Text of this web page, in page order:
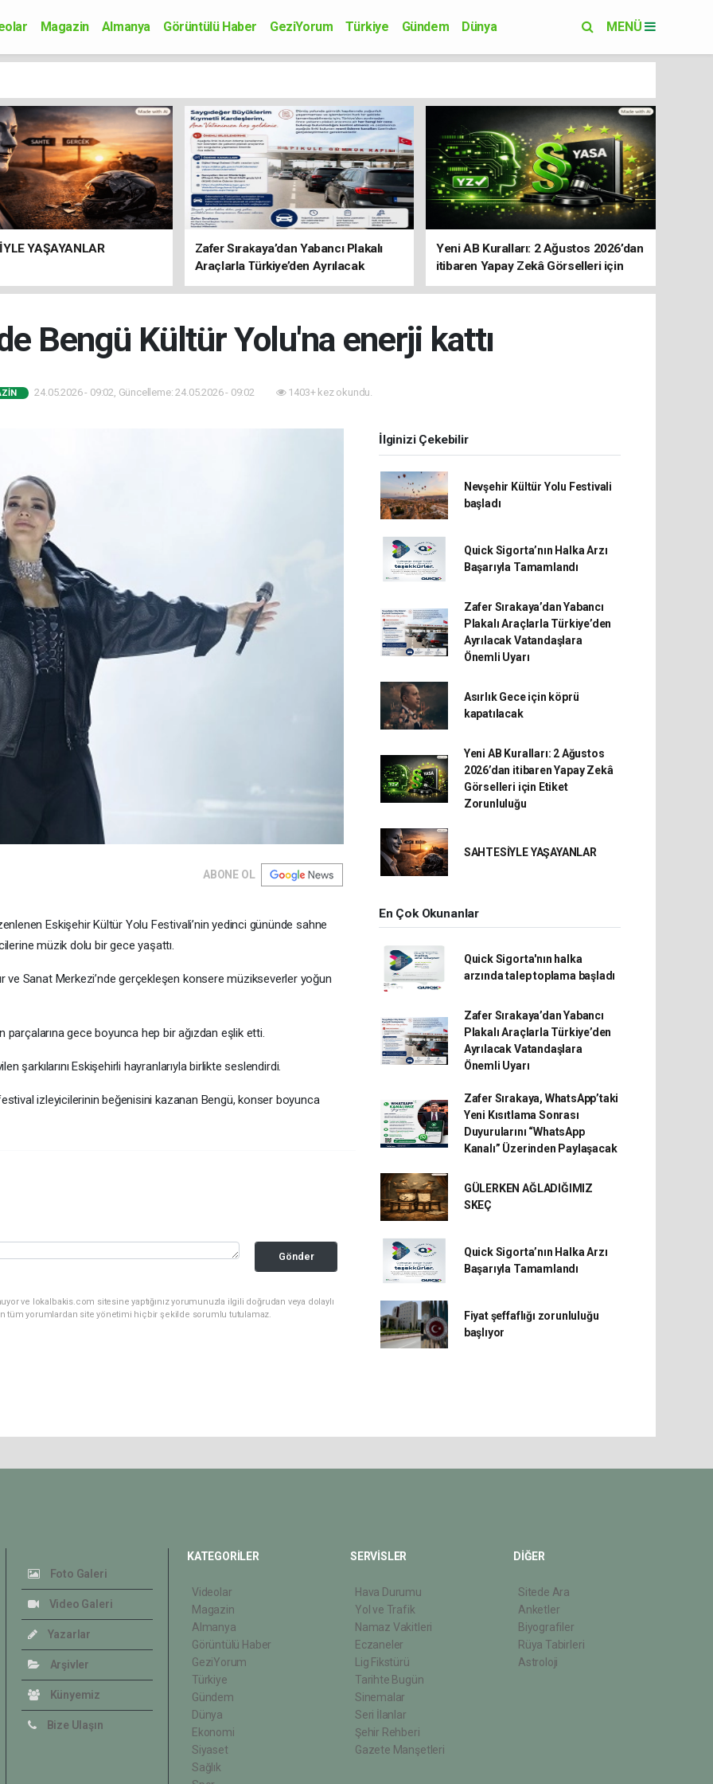
Magazin Almanya Görüntülü Haber GeziYorum Türkiye Gündem
Dünya
MENÜ
YAŞAYANLAR
Zafer Sırakaya’dan Yabancı Plakalı
Araçlarla Türkiye’den Ayrılacak
Vatandaşlara Önemli Uyarı
Yeni AB Kuralları: 2 Ağustos 2026’dan
itibaren Yapay Zekâ Görselleri için
Etiket Zorunluluğu
Bengü Kültür Yolu'na enerji kattı
24.05.2026 - 09:02, Güncelleme: 24.05.2026 - 09:02 1403+ kez okundu.
ABONE OL
Eskişehir Kültür Yolu Festivali’nin yedinci gününde sahne
müzik dolu bir gece yaşattı.
ve Sanat Merkezi’nde gerçekleşen konsere müzikseverler yoğun
parçalarına gece boyunca hep bir ağızdan eşlik etti.
şarkılarını Eskişehirli hayranlarıyla birlikte seslendirdi.
izleyicilerinin beğenisini kazanan Bengü, konser boyunca
Gönder
ve lokalbakis.com sitesine yaptığınız yorumunuzla ilgili doğrudan veya dolaylı
tüm yorumlardan site yönetimi hiçbir şekilde sorumlu tutulamaz.
İlginizi Çekebilir
Nevşehir Kültür Yolu Festivali
başladı
Quick Sigorta’nın Halka Arzı
Başarıyla Tamamlandı
Zafer Sırakaya’dan Yabancı
Plakalı Araçlarla Türkiye’den
Ayrılacak Vatandaşlara
Önemli Uyarı
Asırlık Gece için köprü
kapatılacak
Yeni AB Kuralları: 2 Ağustos
2026’dan itibaren Yapay Zekâ
Görselleri için Etiket
Zorunluluğu
SAHTESİYLE YAŞAYANLAR
En Çok Okunanlar
Quick Sigorta'nın halka
arzında talep toplama başladı
Zafer Sırakaya’dan Yabancı
Plakalı Araçlarla Türkiye’den
Ayrılacak Vatandaşlara
Önemli Uyarı
Zafer Sırakaya, WhatsApp’taki
Yeni Kısıtlama Sonrası
Duyurularını “WhatsApp
Kanalı” Üzerinden Paylaşacak
GÜLERKEN AĞLADIĞIMIZ
SKEÇ
Quick Sigorta’nın Halka Arzı
Başarıyla Tamamlandı
Fiyat şeffaflığı zorunluluğu
başlıyor
Foto Galeri
Video Galeri
Yazarlar
Arşivler
Künyemiz
Bize Ulaşın
KATEGORİLER
Videolar
Magazin
Almanya
Görüntülü Haber
GeziYorum
Türkiye
Gündem
Dünya
Ekonomi
Siyaset
Sağlık
SERVİSLER
Hava Durumu
Yol ve Trafik
Namaz Vakitleri
Eczaneler
Lig Fikstürü
Tarihte Bugün
Sinemalar
Seri İlanlar
Şehir Rehberi
Gazete Manşetleri
DİĞER
Sitede Ara
Anketler
Biyografiler
Rüya Tabirleri
Astroloji